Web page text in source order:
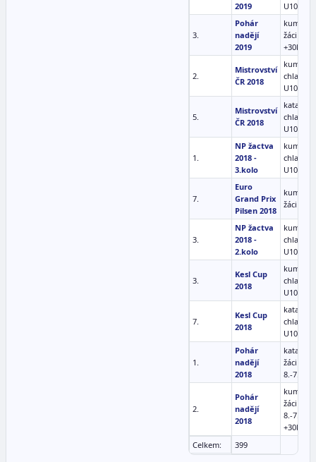
2019
U10
3.
Pohár
nadějí
2019
kumite
žáci (7-9)
+30kg
2.
Mistrovství
ČR 2018
kumite
chlapci
U10 -32
5.
Mistrovství
ČR 2018
kata
chlapci
U10
1.
NP žactva
2018 -
3.kolo
kumite
chlapci
U10 -32
7.
Euro
Grand Prix
Pilsen 2018
kumite
žáci -
3.
NP žactva
2018 -
2.kolo
kumite
chlapci
U10 -32
3.
Kesl Cup
2018
kumite
chlapci
U10 -32
7.
Kesl Cup
2018
kata
chlapci
U10
1.
Pohár
nadějí
2018
kata ml.
žáci (8
8.-7.kyu
2.
Pohár
nadějí
2018
kumite
žáci 7-9
8.-7.kyu
+30kg
Celkem:
399